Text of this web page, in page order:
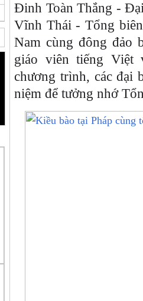
Đinh Toàn Thắng -
Vĩnh Thái - Tổng
Nam cùng đông đảo
giáo viên tiếng Việt
chương trình, các đại
niệm để tưởng nhớ